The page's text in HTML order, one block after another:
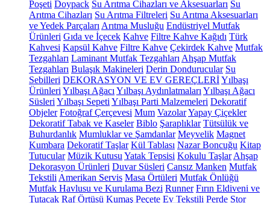
Poşeti Doypack Su Arıtma Cihazları ve Aksesuarları Su
Arıtma Cihazları Su Arıtma Filtreleri Su Arıtma Aksesuarları
ve Yedek Parçaları Arıtma Musluğu Endüstriyel Mutfak
Ürünleri Gıda ve İçecek Kahve Filtre Kahve Kağıdı Türk
Kahvesi Kapsül Kahve Filtre Kahve Çekirdek Kahve Mutfak
Tezgahları Laminant Mutfak Tezgahları Ahşap Mutfak
Tezgahları Bulaşık Makineleri Derin Dondurucular Su
Sebilleri DEKORASYON VE EV GEREÇLERİYılbaşı
Ürünleri Yılbaşı Ağacı Yılbaşı Aydınlatmaları Yılbaşı Ağacı
Süsleri Yılbaşı Sepeti Yılbaşı Parti Malzemeleri Dekoratif
Objeler Fotoğraf Çerçevesi Mum VazolarYapay Çiçekler
Dekoratif Tabak ve Kaseler Biblo Şaraplıklar Tütsülük ve
Buhurdanlık Mumluklar ve Şamdanlar Meyvelik Magnet
Kumbara Dekoratif Taşlar Kül Tablası Nazar Boncuğu Kitap
Tutucular Müzik Kutusu Yatak Tepsisi Kokulu Taşlar Ahşap
Dekorasyon Ürünleri Duvar Süsleri Cansız Manken Mutfak
Tekstili Amerikan Servis Masa Örtüleri Mutfak Önlüğü
Mutfak Havlusu ve Kurulama Bezi Runner Fırın Eldiveni ve
Tutacak Raf Örtüsü Kumaş Peçete Ev Tekstili Perde Stor